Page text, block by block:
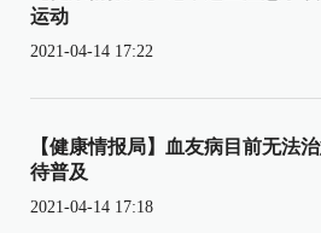
运动
2021-04-14 17:22
【健康情报局】血友病目前无法
待普及
2021-04-14 17:18